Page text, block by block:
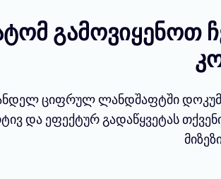
გამოვიყენოთ
ციფრულ ლანდშაფტში
და ეფექტურ გადაწყვეტას